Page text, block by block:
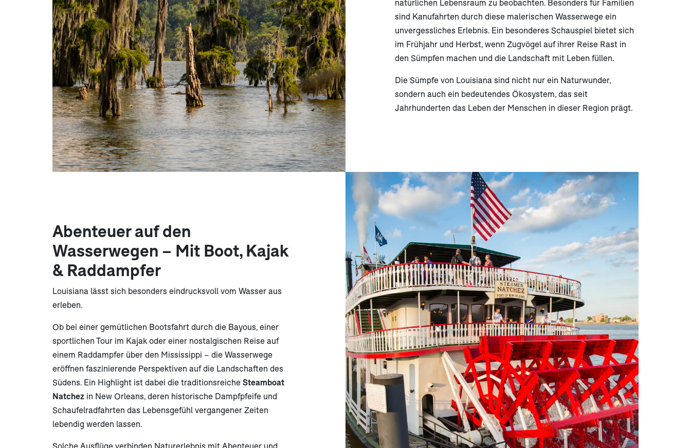
natürlichen Lebensraum zu beobachten. Besonders für Familien
sind Kanufahrten durch diese malerischen Wasserwege ein
unvergessliches Erlebnis. Ein besonderes Schauspiel bietet sich
im Frühjahr und Herbst, wenn Zugvögel auf ihrer Reise Rast in
den Sümpfen machen und die Landschaft mit Leben füllen.
Die Sümpfe von Louisiana sind nicht nur ein Naturwunder,
sondern auch ein bedeutendes Ökosystem, das seit
Jahrhunderten das Leben der Menschen in dieser Region prägt.
Abenteuer auf den
Wasserwegen – Mit Boot, Kajak
& Raddampfer
Louisiana lässt sich besonders eindrucksvoll vom Wasser aus
erleben.
Ob bei einer gemütlichen Bootsfahrt durch die Bayous, einer
sportlichen Tour im Kajak oder einer nostalgischen Reise auf
einem Raddampfer über den Mississippi – die Wasserwege
eröffnen faszinierende Perspektiven auf die Landschaften des
Südens. Ein Highlight ist dabei die traditionsreiche Steamboat
Natchez in New Orleans, deren historische Dampfpfeife und
Schaufelradfahrten das Lebensgefühl vergangener Zeiten
lebendig werden lassen.
Solche Ausflüge verbinden Naturerlebnis mit Abenteuer und